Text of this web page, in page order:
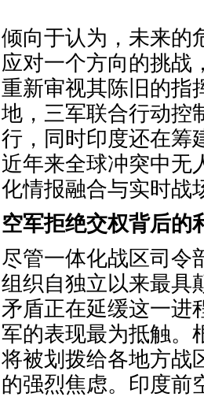
倾向于认为，未来的
应对一个方向的挑战
重新审视其陈旧的指
地，三军联合行动控
行，同时印度还在筹
近年来全球冲突中无
化情报融合与实时战
空军拒绝交权背后的
尽管一体化战区司令
组织自独立以来最具
矛盾正在延缓这一进
军的表现最为抵触。
将被划拨给各地方战
的强烈焦虑。印度前